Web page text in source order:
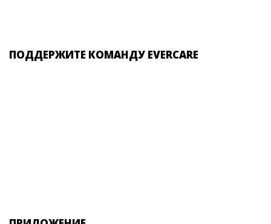
ПОДДЕРЖИТЕ КОМАНДУ EVERCARE